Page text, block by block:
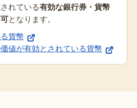
れている有効な銀行券・貨幣
となります。
貨幣
値が有効とされている貨幣